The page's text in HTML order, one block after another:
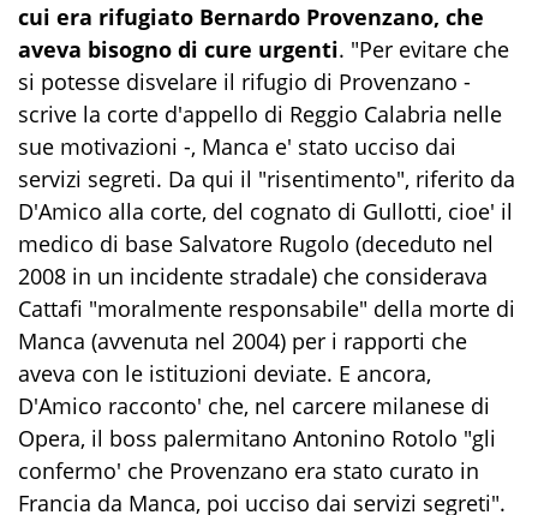
cui era rifugiato Bernardo Provenzano, che
aveva bisogno di cure urgenti. "Per evitare che
si potesse disvelare il rifugio di Provenzano -
scrive la corte d'appello di Reggio Calabria nelle
sue motivazioni -, Manca e' stato ucciso dai
servizi segreti. Da qui il "risentimento", riferito da
D'Amico alla corte, del cognato di Gullotti, cioe' il
medico di base Salvatore Rugolo (deceduto nel
2008 in un incidente stradale) che considerava
Cattafi "moralmente responsabile" della morte di
Manca (avvenuta nel 2004) per i rapporti che
aveva con le istituzioni deviate. E ancora,
D'Amico racconto' che, nel carcere milanese di
Opera, il boss palermitano Antonino Rotolo "gli
confermo' che Provenzano era stato curato in
Francia da Manca, poi ucciso dai servizi segreti".